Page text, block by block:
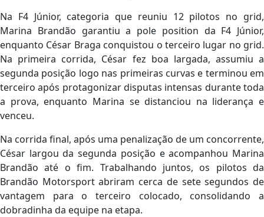
Na F4 Júnior, categoria que reuniu 12 pilotos no grid,
Marina Brandão garantiu a pole position da F4 Júnior,
enquanto César Braga conquistou o terceiro lugar no grid.
Na primeira corrida, César fez boa largada, assumiu a
segunda posição logo nas primeiras curvas e terminou em
terceiro após protagonizar disputas intensas durante toda
a prova, enquanto Marina se distanciou na liderança e
venceu.
Na corrida final, após uma penalização de um concorrente,
César largou da segunda posição e acompanhou Marina
Brandão até o fim. Trabalhando juntos, os pilotos da
Brandão Motorsport abriram cerca de sete segundos de
vantagem para o terceiro colocado, consolidando a
dobradinha da equipe na etapa.